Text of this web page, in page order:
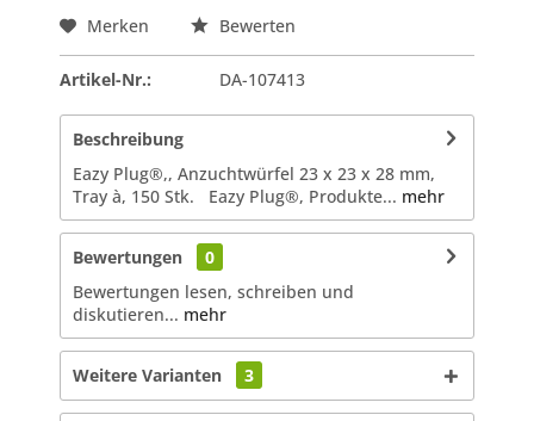
Merken Bewerten
Artikel-Nr.: DA-107413
Beschreibung
Eazy Plug®,, Anzuchtwürfel 23 x 23 x 28 mm,
Tray à, 150 Stk. Eazy Plug®, Produkte... mehr
Bewertungen
0
Bewertungen lesen, schreiben und
diskutieren... mehr
Weitere Varianten 3